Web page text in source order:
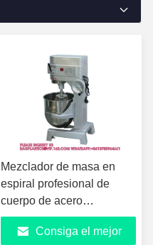
Mezclador de masa en
espiral profesional de
cuerpo de acero
inoxidable eléctrico
mezclador de masa
Consiga el mejor